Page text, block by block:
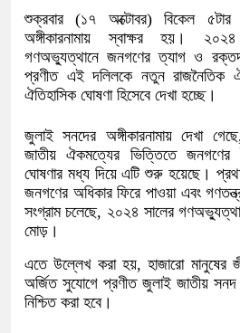
শুক্রবার (১৭ অক্টোবর) বিকেল ৫টার
অঙ্গীকারনামায় স্বাক্ষর হয়।
গণঅভ্যুত্থানে জনগণের ত্যাগ ও
প্রণীত এই দলিলকে নতুন রাজনৈতিক
ঐতিহাসিক ঘোষণা হিসেবে দেখা হচ্ছে।
জুলাই সনদের অঙ্গীকারনামায় দেখা
জাতীয় ঐকমত্যের ভিত্তিতে জনগণের
ঘোষণার মধ্য দিয়ে এটি শুরু হয়েছে। প্রথম
জনগণের অধিকার ফিরে পাওয়া এবং
সংগ্রাম চলেছে, ২০২৪ সালের
মোড়।
এতে উল্লেখ করা হয়, হাজারো মানুষের
অর্জিত সুযোগে প্রণীত জুলাই জাতীয় সনদ
নিশ্চিত করা হবে।